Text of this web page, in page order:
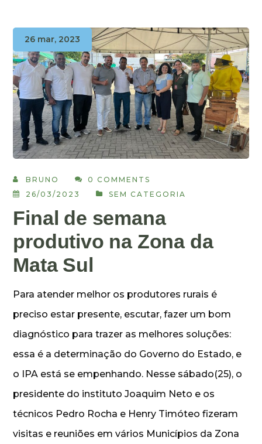
26 mar, 2023
BRUNO
0 COMMENTS
26/03/2023
SEM CATEGORIA
Final de semana
produtivo na Zona da
Mata Sul
Para atender melhor os produtores rurais é
preciso estar presente, escutar, fazer um bom
diagnóstico para trazer as melhores soluções:
essa é a determinação do Governo do Estado, e
o IPA está se empenhando. Nesse sábado(25), o
presidente do instituto Joaquim Neto e os
técnicos Pedro Rocha e Henry Timóteo fizeram
visitas e reuniões em vários Municípios da Zona